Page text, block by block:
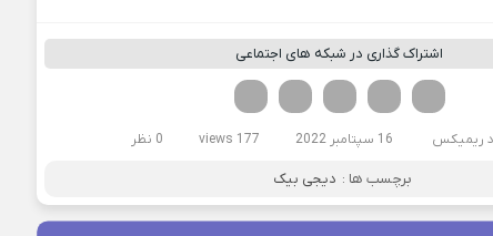
اشتراک گذاری در شبکه های اجتماعی
لینکدین تویتر
فیسوک
ریمیکس 16 سپتامبر 2022 177 views 0 نظر
برچسب ها : دیجی بیک